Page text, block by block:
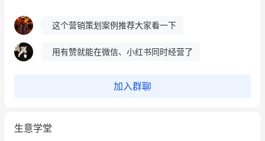
用有赞就能在微信、小红书同时经营了
餐饮也得靠私域和服务提高竞争力
昨晚的直播课程太好啦❤️
加入群聊
生意学堂